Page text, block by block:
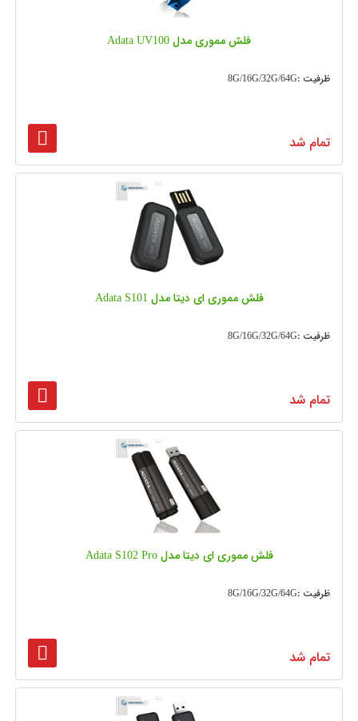
فلش مموری مدل Adata UV100
ظرفیت :8G/16G/32G/64G
تمام شد
فلش مموری ای دیتا مدل Adata S101
ظرفیت :8G/16G/32G/64G
تمام شد
فلش مموری ای دیتا مدل Adata S102 Pro
ظرفیت :8G/16G/32G/64G
تمام شد